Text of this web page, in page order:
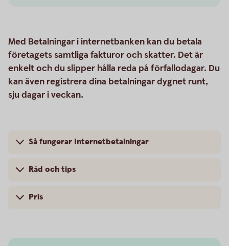
Med Betalningar i internetbanken kan du betala
företagets samtliga fakturor och skatter. Det är
enkelt och du slipper hålla reda på förfallodagar. Du
kan även registrera dina betalningar dygnet runt,
sju dagar i veckan.
Så fungerar Internetbetalningar
Råd och tips
Pris